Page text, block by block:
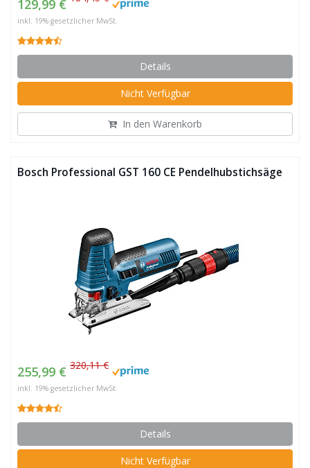
129,99 €
inkl. 19% gesetzlicher MwSt.
Details
Nicht Verfügbar
In den Warenkorb
Bosch Professional GST 160 CE Pendelhubstichsäge
255,99 € 320,11 €
inkl. 19% gesetzlicher MwSt.
Details
Nicht Verfügbar